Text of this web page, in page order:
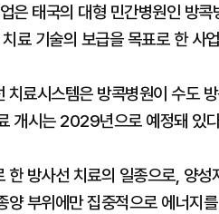
은 태국의 대형 민간병원인 방
료 기술의 보급을 목표로 한 사
치료시스템은 방콕병원이 수도
개시는 2029년으로 예정돼 있
한 방사선 치료의 일종으로, 양
양 부위에만 집중적으로 에너지